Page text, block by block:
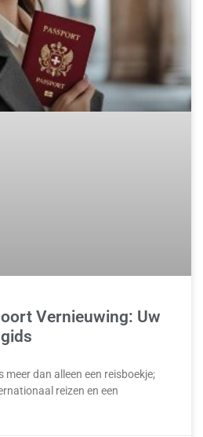
Vernieuwing: Uw
dan alleen een reisboekje;
reizen en een